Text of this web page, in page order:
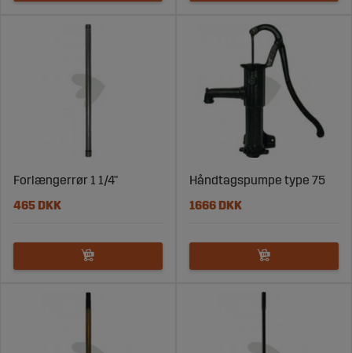
Forlængerrør 1 1/4"
465 DKK
Håndtagspumpe type 75
1666 DKK